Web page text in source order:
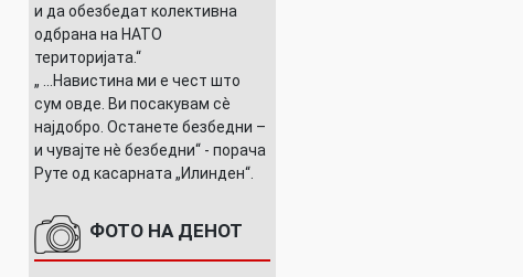
и да обезбедат колективна
одбрана на НАТО
територијата.“
„ ...Навистина ми е чест што
сум овде. Ви посакувам сè
најдобро. Останете безбедни –
и чувајте нè безбедни“ - порача
Руте од касарната „Илинден“.
ФОТО НА ДЕНОТ